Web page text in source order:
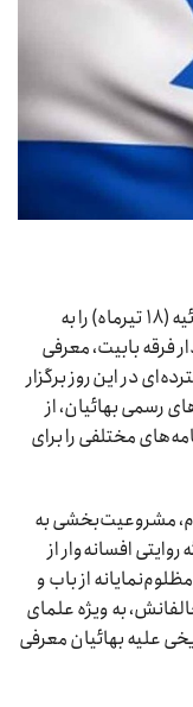
فرقه بهائیت همچون سال‌های گذشته، نهم ژوئیه (۱۸ تیرماه) را به
فرقه بابیت، معرفی
در این روز برگزار
رسمی بهائیان، از
مختلفی را برای
مشروعیت‌بخشی به
افسانه‌وار از
از باب و
به ویژه علمای
علیه بهائیان معرفی